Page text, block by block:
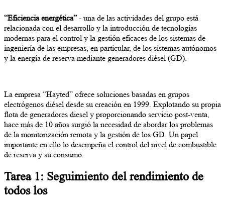
“Eficiencia energética”- una de las actividades del grupo está
relacionada con el desarrollo y la introducción de tecnologías
modernas para el control y la gestión eficaces de los sistemas de
ingeniería de las empresas, en particular, de los sistemas autónomos
y la energía de reserva mediante generadores diésel (GD).
La empresa “Hayted” ofrece soluciones basadas en grupos
electrógenos diésel desde su creación en 1999. Explotando su propia
flota de generadores diesel y proporcionando servicio post-venta,
hace más de 10 años surgió la necesidad de abordar los problemas
de la monitorización remota y la gestión de los GD. Un papel
importante en ello lo desempeña el control del nivel de combustible
de reserva y su consumo.
Tarea 1: Seguimiento del rendimiento de
todos los